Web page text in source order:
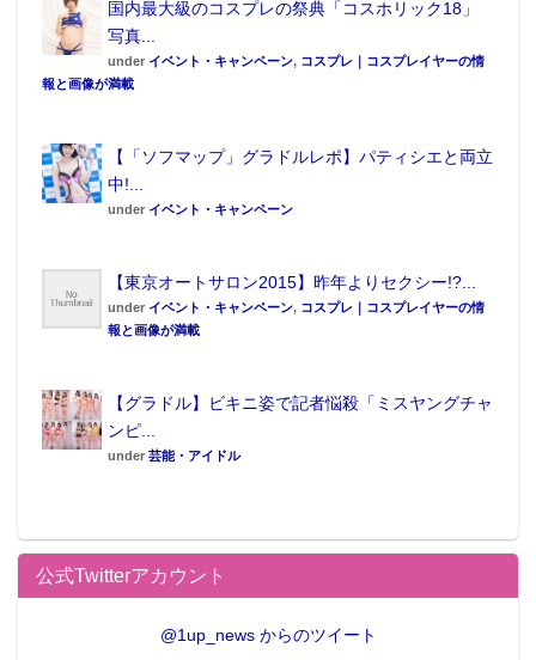
国内最大級のコスプレの祭典「コスホリック18」
写真...
under イベント・キャンペーン, コスプレ｜コスプレイヤーの情
報と画像が満載
【「ソフマップ」グラドルレポ】パティシエと両立
中!...
under イベント・キャンペーン
【東京オートサロン2015】昨年よりセクシー!?...
under イベント・キャンペーン, コスプレ｜コスプレイヤーの情
報と画像が満載
【グラドル】ビキニ姿で記者悩殺「ミスヤングチャ
ンピ...
under 芸能・アイドル
公式Twitterアカウント
@1up_news からのツイート